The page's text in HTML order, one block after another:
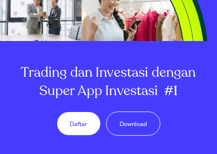
Trading dan Investasi dengan
Super App Investasi #1
Daftar Download